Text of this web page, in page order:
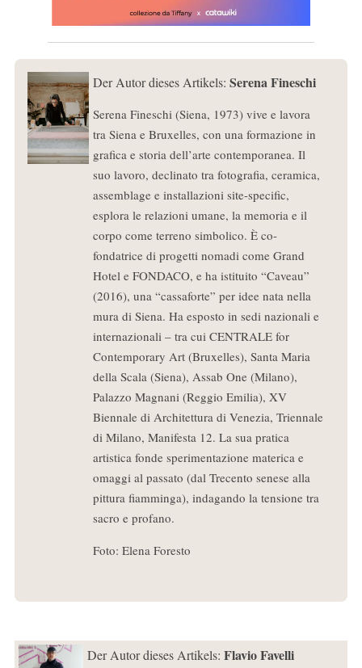
Der Autor dieses Artikels: Serena Fineschi
Serena Fineschi (Siena, 1973) vive e lavora
tra Siena e Bruxelles, con una formazione in
grafica e storia dell’arte contemporanea. Il
suo lavoro, declinato tra fotografia, ceramica,
assemblage e installazioni site-specific,
esplora le relazioni umane, la memoria e il
corpo come terreno simbolico. È co-
fondatrice di progetti nomadi come Grand
Hotel e FONDACO, e ha istituito “Caveau”
(2016), una “cassaforte” per idee nata nella
mura di Siena. Ha esposto in sedi nazionali e
internazionali – tra cui CENTRALE for
Contemporary Art (Bruxelles), Santa Maria
della Scala (Siena), Assab One (Milano),
Palazzo Magnani (Reggio Emilia), XV
Biennale di Architettura di Venezia, Triennale
di Milano, Manifesta 12. La sua pratica
artistica fonde sperimentazione materica e
omaggi al passato (dal Trecento senese alla
pittura fiamminga), indagando la tensione tra
sacro e profano.
Foto: Elena Foresto
Der Autor dieses Artikels:Flavio Favelli